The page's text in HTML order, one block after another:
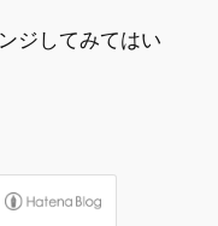
ジしてみてはい